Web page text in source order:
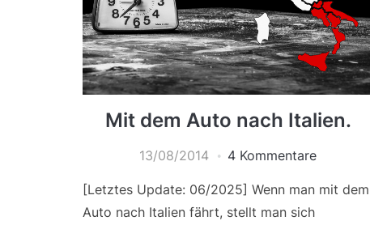
Mit dem Auto nach Italien.
13/08/2014 4 Kommentare
[Letztes Update: 06/2025] Wenn man mit dem
Auto nach Italien fährt, stellt man sich